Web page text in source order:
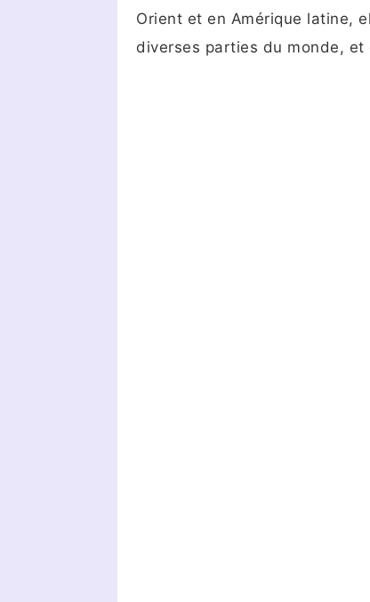
Orient et en Amérique latine,
diverses parties du monde,